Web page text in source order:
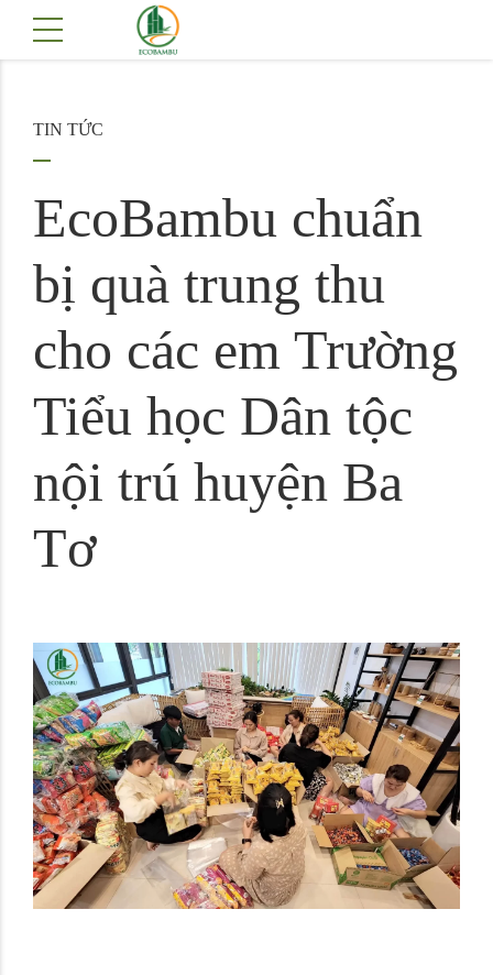
TIN TỨC
EcoBambu chuẩn
bị quà trung thu
cho các em Trường
Tiểu học Dân tộc
nội trú huyện Ba
Tơ